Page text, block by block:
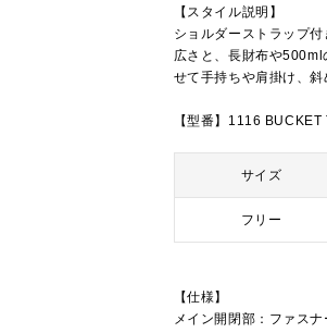
【スタイル説明】
ショルダーストラップ
広さと、長財布や500ml
せて手持ちや肩掛け、
【型番】1116 BUCKET
サイズ
フリー
【仕様】
メイン開閉部：ファスナ